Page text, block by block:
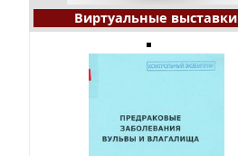
Виртуальные выставки